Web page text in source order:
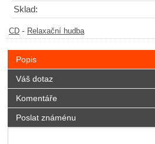
Sklad:
CD - Relaxační hudba
Popis
Váš dotaz
Komentáře
Poslat známénu